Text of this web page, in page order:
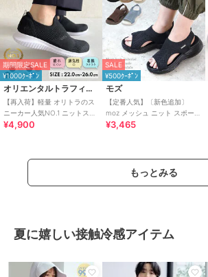
期間限定SALE
¥1000ｸｰﾎﾟﾝ
オリエンタルトラフィック
【再入荷】軽量 オリトラのス
ニーカー人気NO.1 ニットスニ
ーカー スリッポン /3709
¥4,900
SALE
¥500ｸｰﾎﾟﾝ
モズ
【定番人気】〔新色追加〕
moz メッシュ ニット スポーツ
サンダル
¥3,465
もっとみる
夏に嬉しい接触冷感アイテム